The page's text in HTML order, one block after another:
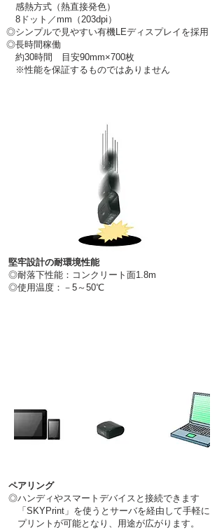
感熱方式（熱直接発色）
8ドット／mm（203dpi）
◎シンプルで見やすい有機LEディスプレイを採用
◎長時間稼働
約30時間 目安90mm×700枚
※性能を保証するものではありません
ペアリング
◎ハンディやスマートデバイスと接続できます
「SKYPrint」を使うとサーバを経由して手軽に
プリントが可能となり、用途が広がります。
堅牢設計の耐環境性能
◎耐落下性能：コンクリート面1.8m
◎使用温度：－5～50℃